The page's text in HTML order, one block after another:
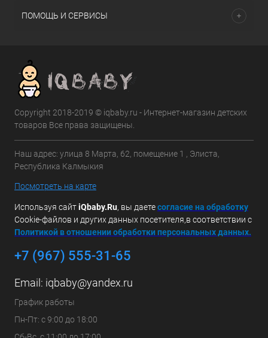
ПОМОЩЬ И СЕРВИСЫ
Copyright 2018-2019 © iqbaby.ru - Интернет-магазин детских
товаров Все права защищены.
Наш адрес: улица 8 Марта, 62, помещение 1 , Элиста,
Республика Калмыкия
Посмотреть на карте
Используя сайтiQbaby.Ru, вы даетесогласие на обработку
Cookie-файлов и других данных посетителя,в соответствии с
Политикой в отношении обработки персональных данных.
+7 (967) 555-31-65
Email: iqbaby@yandex.ru
График работы
Пн-Пт: с 9:00 до 18:00